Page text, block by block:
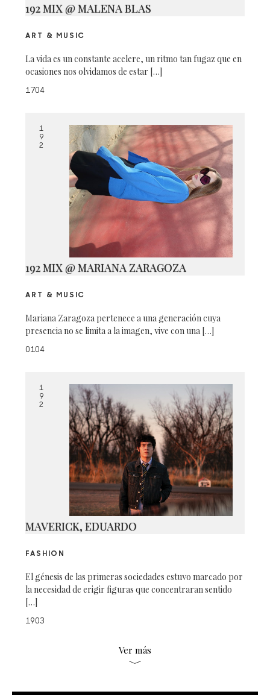
192 MIX @ MALENA BLAS
ART & MUSIC
La vida es un constante acelere, un ritmo tan fugaz que en
ocasiones nos olvidamos de estar […]
1704
1
9
2
192 MIX @ MARIANA ZARAGOZA
ART & MUSIC
Mariana Zaragoza pertenece a una generación cuya
presencia no se limita a la imagen, vive con una […]
0104
1
9
2
MAVERICK, EDUARDO
FASHION
El génesis de las primeras sociedades estuvo marcado por
la necesidad de erigir figuras que concentraran sentido
[…]
1903
Ver más